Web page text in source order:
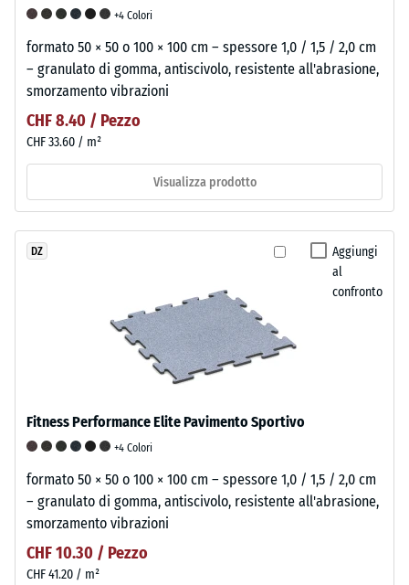
+4 Colori
formato 50 × 50 o 100 × 100 cm – spessore 1,0 / 1,5 / 2,0 cm
– granulato di gomma, antiscivolo, resistente all'abrasione,
smorzamento vibrazioni
CHF 8.40 / Pezzo
CHF 33.60 / m²
Visualizza prodotto
Aggiungi
al
confronto
DZ
Fitness Performance Elite Pavimento Sportivo
+4 Colori
formato 50 × 50 o 100 × 100 cm – spessore 1,0 / 1,5 / 2,0 cm
– granulato di gomma, antiscivolo, resistente all'abrasione,
smorzamento vibrazioni
CHF 10.30 / Pezzo
CHF 41.20 / m²